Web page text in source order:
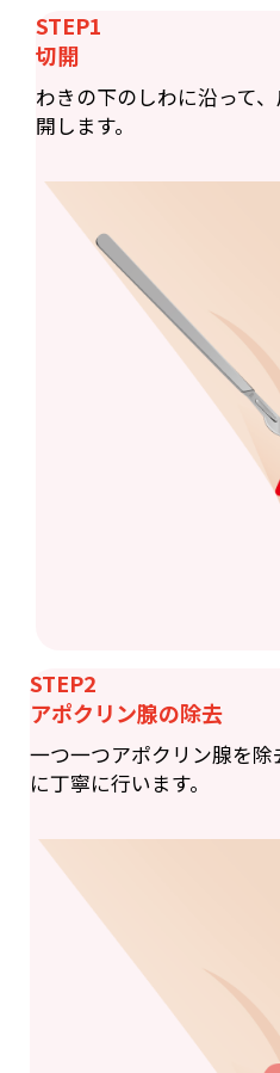
STEP1
切開
わきの下のしわに沿って
開します。
STEP2
アポクリン腺の除去
一つ一つアポクリン腺を
に丁寧に行います。